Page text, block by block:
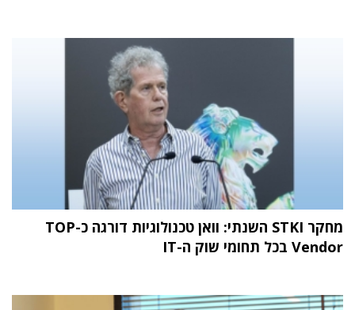
מחקר STKI השנתי: וואן טכנולוגיות דורגה כ-TOP
Vendor בכל תחומי שוק ה-IT